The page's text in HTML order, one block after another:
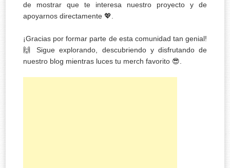
de mostrar que te interesa nuestro proyecto y de
apoyarnos directamente 💖.
¡Gracias por formar parte de esta comunidad tan genial!
🙌 Sigue explorando, descubriendo y disfrutando de
nuestro blog mientras luces tu merch favorito 😎.